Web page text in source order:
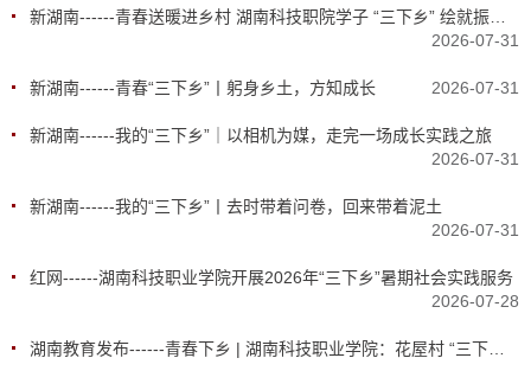
2026-07-31
新湖南------青春“三下乡”丨躬身乡土，方知成长 2026-07-31
新湖南------我的“三下乡”｜以相机为媒，走完一场成长实践之旅
2026-07-31
新湖南------我的“三下乡”丨去时带着问卷，回来带着泥土
2026-07-31
红网------湖南科技职业学院开展2026年“三下乡”暑期社会实践服务
2026-07-28